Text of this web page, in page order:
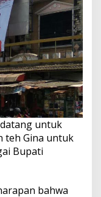
untuk
teh Gina untuk
Bupati
bahwa